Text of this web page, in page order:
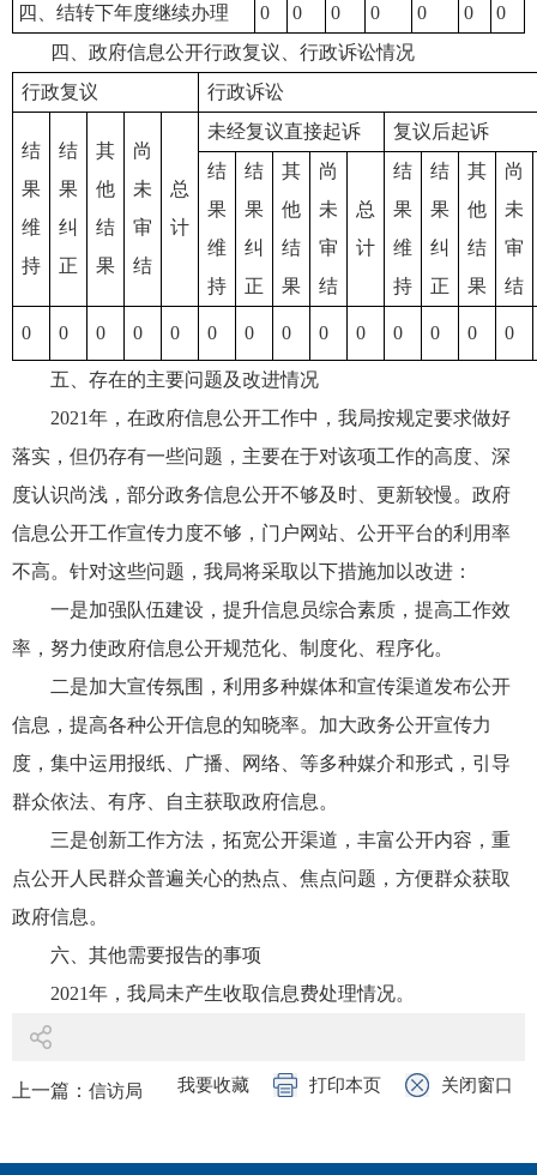
四、结转下年度继续办理
0 0 0 0 0 0
0
四、政府信息公开行政复议、行政诉讼情况
行政复议
行政诉讼
结
果
维
持
结
果
纠
正
其
他
结
果
尚
未
审
结
总
计
未经复议直接起诉
复议后起诉
结
果
维
持
结
果
纠
正
其
他
结
果
尚
未
审
结
总
计
结
果
维
持
结
果
纠
正
其
他
结
果
尚
未
审
结
0 0 0 0 0 0 0 0 0 0 0 0 0 0
五、存在的主要问题及改进情况
2021年，在政府信息公开工作中，我局按规定要求做好
落实，但仍存有一些问题，主要在于对该项工作的高度、深
度认识尚浅，部分政务信息公开不够及时、更新较慢。政府
信息公开工作宣传力度不够，门户网站、公开平台的利用率
不高。针对这些问题，我局将采取以下措施加以改进：
一是加强队伍建设，提升信息员综合素质，提高工作效
率，努力使政府信息公开规范化、制度化、程序化。
二是加大宣传氛围，利用多种媒体和宣传渠道发布公开
信息，提高各种公开信息的知晓率。加大政务公开宣传力
度，集中运用报纸、广播、网络、等多种媒介和形式，引导
群众依法、有序、自主获取政府信息。
三是创新工作方法，拓宽公开渠道，丰富公开内容，重
点公开人民群众普遍关心的热点、焦点问题，方便群众获取
政府信息。
六、其他需要报告的事项
2021年，我局未产生收取信息费处理情况。
我要收藏 打印本页 关闭窗口
上一篇： 信访局